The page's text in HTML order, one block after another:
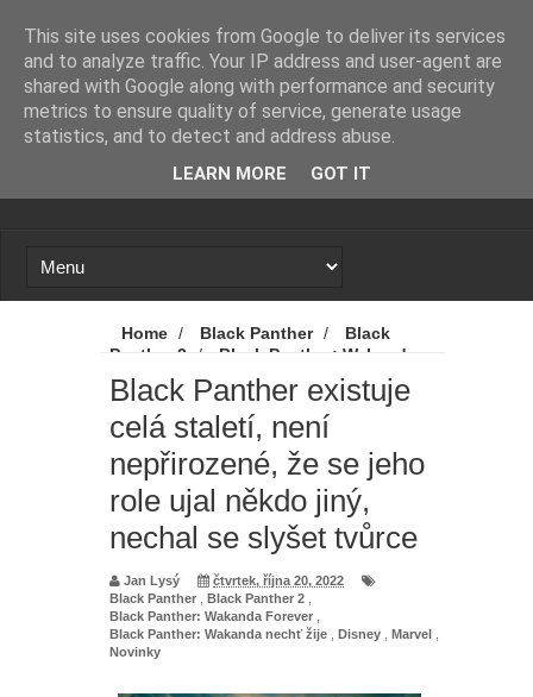
Loading...
Home / Black Panther /
Black
Panther 2
/
Black Panther: Wakanda
Forever
Black Panther: Wakanda
nechť žije
/ Disney / Marvel /
Novinky /
Black Panther existuje celá
staletí, není nepřirozené, že se jeho role ujal
někdo jiný, nechal se slyšet tvůrce
Black Panther existuje
celá staletí, není
nepřirozené, že se jeho
role ujal někdo jiný,
nechal se slyšet tvůrce
Jan Lysý
čtvrtek, října 20, 2022
Black Panther
Black Panther 2
Black Panther: Wakanda Forever
Black Panther: Wakanda nechť žije
Disney Marvel
Novinky
This site uses cookies from Google to deliver its services
and to analyze traffic. Your IP address and user-agent are
shared with Google along with performance and security
metrics to ensure quality of service, generate usage
statistics, and to detect and address abuse.
LEARN MORE GOT IT